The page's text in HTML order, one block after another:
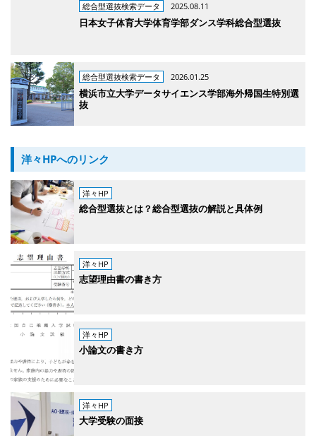
総合型選抜検索データ 2025.08.11
日本女子体育大学体育学部ダンス学科総合型選抜
総合型選抜検索データ 2026.01.25
横浜市立大学データサイエンス学部海外帰国生特別選
抜
洋々HPへのリンク
洋々HP
総合型選抜とは？総合型選抜の解説と具体例
洋々HP
志望理由書の書き方
洋々HP
小論文の書き方
洋々HP
大学受験の面接